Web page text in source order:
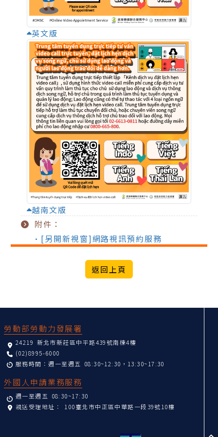
英文版
越南文版
附件：
•[另開新視窗]網路視訊預約服務
勞動部勞動力發展署
24219 新北市新莊區中平路439號南棟4樓
(02)8995-6000
服務時間：週一至週五 08:30~12:30，13:30~17:30
外國人申請業務服務
週一至週五 08:30~17:30
親送受理地址： 100臺北市中正區中華路一段39號10樓